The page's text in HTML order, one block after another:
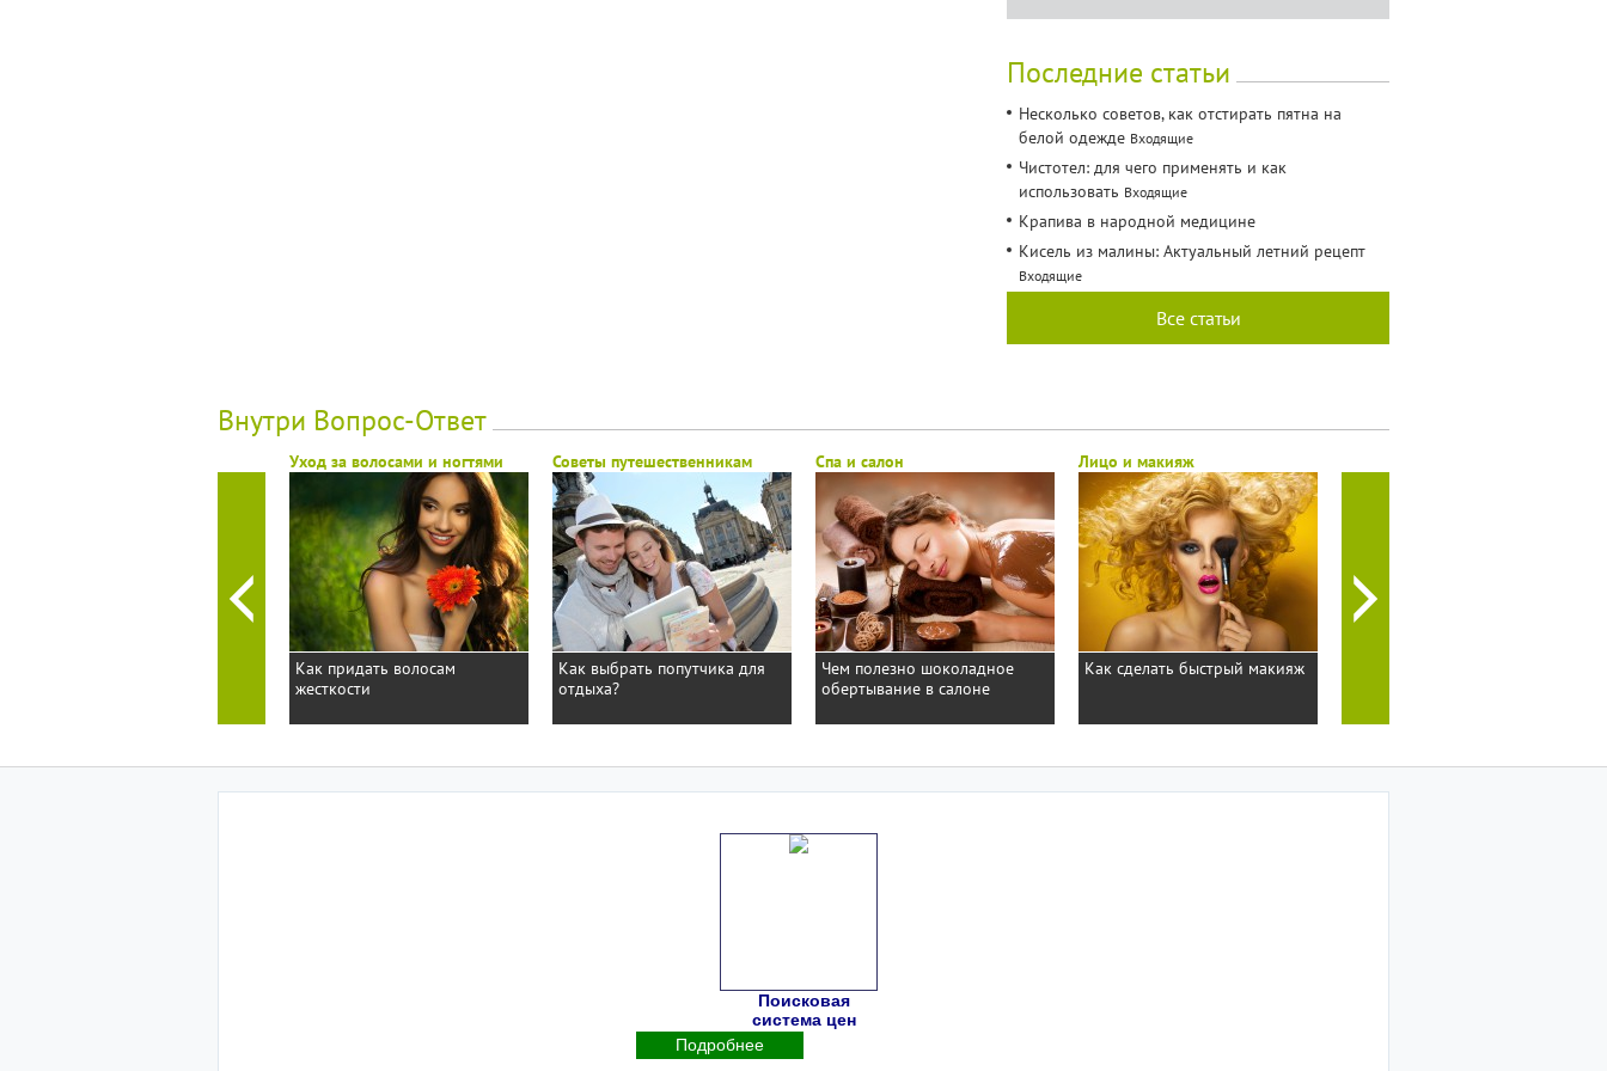
Последние статьи
Несколько советов, как отстирать пятна на
белой одежде Входящие
Чистотел: для чего применять и как
использовать Входящие
Крапива в народной медицине
Кисель из малины: Актуальный летний рецепт
Входящие
Все статьи
Внутри Вопрос-Ответ
Уход за волосами и ногтями
Как придать волосам
жесткости
Советы путешественникам
Как выбрать попутчика для
отдыха?
Спа и cалон
Чем полезно шоколадное
обертывание в салоне
Лицо и макияж
Как сделать быстрый макияж
Поисковая
система цен
Подробнее